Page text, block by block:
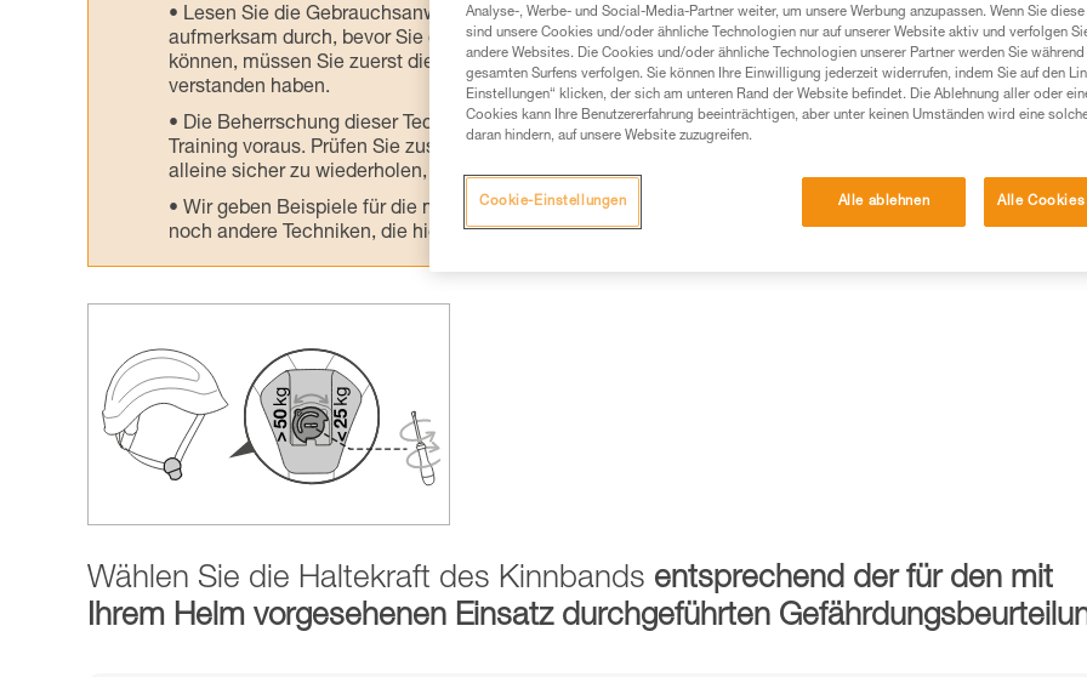
Lesen Sie die Gebrauchsanweisungen der Produkte, um die es in diesem Tech Tipp geht,
aufmerksam durch, bevor Sie diesen zu Rate ziehen. Um diese Zusatzinformationen verstehen zu
können, müssen Sie zuerst die in der Gebrauchsanweisung enthaltenen Informationen richtig
verstanden haben.
Die Beherrschung dieser Techniken setzt eine entsprechende Ausbildung und ein spezielles
Training voraus. Prüfen Sie zusammen mit einem Profi, ob Sie in der Lage sind, den Vorgang
alleine sicher zu wiederholen, bevor Sie ihn eigenständig durchführen.
Wir geben Beispiele für die mit Ihrer Aktivität verbundenen Techniken. Möglicherweise gibt es
noch andere Techniken, die hier nicht beschrieben werden.
Wählen Sie die Haltekraft des Kinnbands entsprechend der für den mit
Ihrem Helm vorgesehenen Einsatz durchgeführten
Analyse-, Werbe- und Social-Media-Partner weiter, um unsere Werbung anzupassen. Wenn Sie
sind unsere Cookies und/oder ähnliche Technologien nur auf unserer Website aktiv und verfolgen
andere Websites. Die Cookies und/oder ähnliche Technologien unserer Partner werden Sie während
gesamten Surfens verfolgen. Sie können Ihre Einwilligung jederzeit widerrufen, indem Sie auf den
Einstellungen“ klicken, der sich am unteren Rand der Website befindet. Die Ablehnung aller oder
Cookies kann Ihre Benutzererfahrung beeinträchtigen, aber unter keinen Umständen wird eine
daran hindern, auf unsere Website zuzugreifen.
Alle ablehnen Alle
Cookie-Einstellungen